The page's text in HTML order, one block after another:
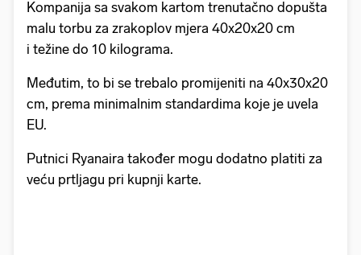
Kompanija sa svakom kartom trenutačno dopušta
malu torbu za zrakoplov mjera 40x20x20 cm
i težine do 10 kilograma.
Međutim, to bi se trebalo promijeniti na 40x30x20
cm, prema minimalnim standardima koje je uvela
EU.
Putnici Ryanaira također mogu dodatno platiti za
veću prtljagu pri kupnji karte.